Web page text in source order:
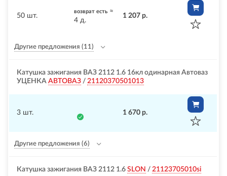
50 шт.
возврат есть ≈
4 д.
1 207 р.
Другие предложения (11)
Катушка зажигания ВАЗ 2112 1.6 16кл одинарная Автоваз
УЦЕНКА АВТОВАЗ / 21120370501013
3 шт. 1 670 р.
Другие предложения (6)
Катушка зажигания ВАЗ 2112 1.6 SLON / 21123705010si